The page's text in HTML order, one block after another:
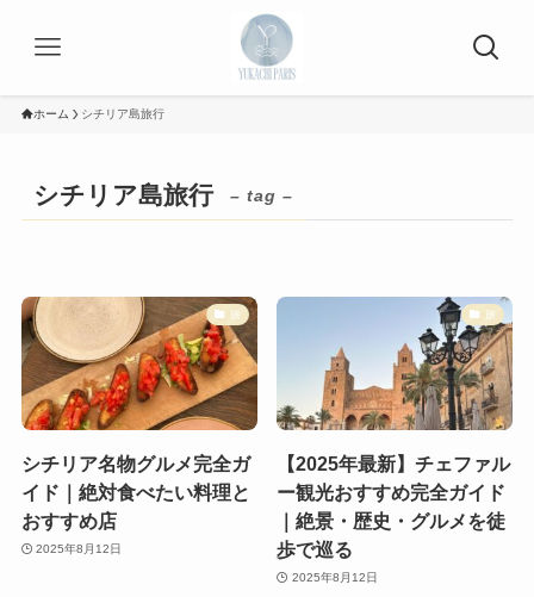
ホーム シチリア島旅行
シチリア島旅行 – tag –
旅
シチリア名物グルメ完全ガ
イド｜絶対食べたい料理と
おすすめ店
2025年8月12日
旅
【2025年最新】チェファル
ー観光おすすめ完全ガイド
｜絶景・歴史・グルメを徒
歩で巡る
2025年8月12日